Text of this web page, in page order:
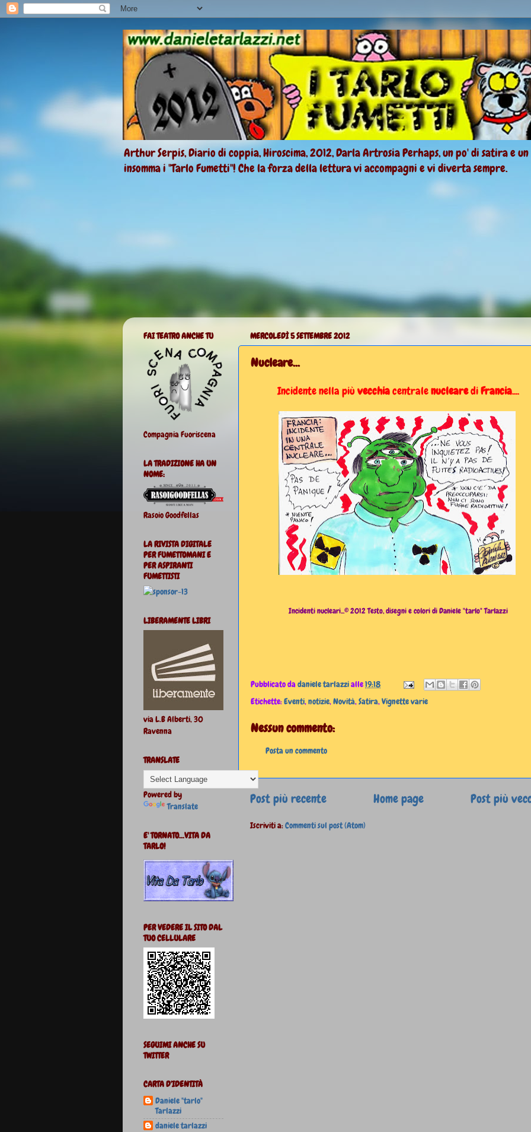
Arthur Serpis, Diario di coppia, Hiroscima, 2012, Darla Artrosia Perhaps, un po' di satira e
insomma i "Tarlo Fumetti"! Che la forza della lettura vi accompagni e vi diverta sempre.
MERCOLEDÌ 5 SETTEMBRE 2012
Nucleare...
Incidente nella piùvecchiacentralenuclearediFrancia....
Incidenti nucleari...© 2012 Testo, disegni e colori di Daniele "tarlo" Tarlazzi
Pubblicato dadaniele tarlazzialle19:18
Etichette:Eventi,notizie,Novità,Satira,Vignette varie
Nessun commento:
Posta un commento
Post più recente Post più
Home page
Iscriviti a:Commenti sul post (Atom)
FAI TEATRO ANCHE TU
Compagnia Fuoriscena
LA TRADIZIONE HA UN
NOME:
Rasoio Goodfellas
LA RIVISTA DIGITALE
PER FUMETTOMANI E
PER ASPIRANTI
FUMETTISTI
LIBERAMENTE LIBRI
via L.B Alberti, 30
Ravenna
TRANSLATE
Powered by
Translate
E' TORNATO...VITA DA
TARLO!
PER VEDERE IL SITO DAL
TUO CELLULARE
SEGUIMI ANCHE SU
TWITTER
CARTA D'IDENTITÀ
Daniele "tarlo"
Tarlazzi
daniele tarlazzi